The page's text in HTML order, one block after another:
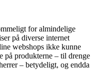
for almindelige
på diverse internet
webshops ikke kunne
på produkterne – til drenge
– betydeligt, og endda